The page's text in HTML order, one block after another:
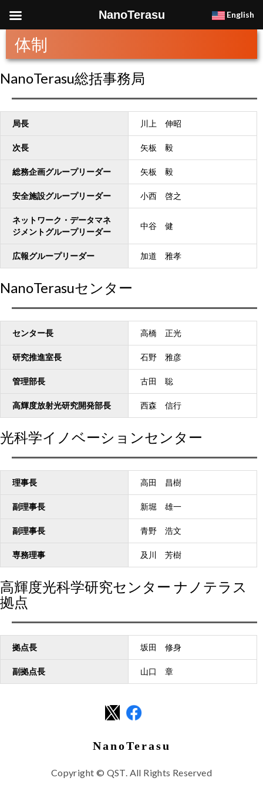
体制
NanoTerasu総括事務局
局長 川上 伸昭
次長 矢板 毅
総務企画グループリーダー 矢板 毅
安全施設グループリーダー 小西 啓之
ネットワーク・データマネ
ジメントグループリーダー
中谷 健
広報グループリーダー 加道 雅孝
NanoTerasuセンター
センター長 高橋 正光
研究推進室長 石野 雅彦
管理部長 古田 聡
高輝度放射光研究開発部長 西森 信行
光科学イノベーションセンター
理事長 高田 昌樹
副理事長 新堀 雄一
副理事長 青野 浩文
専務理事 及川 芳樹
高輝度光科学研究センター ナノテラス
拠点
拠点長 坂田 修身
副拠点長 山口 章
NanoTerasu
Copyright © QST. All Rights Reserved
NanoTerasu English